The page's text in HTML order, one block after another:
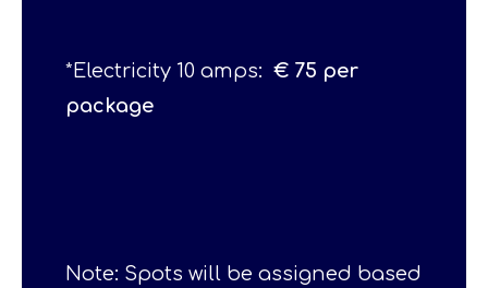
*Electricity 10 amps: € 75 per
package
Note: Spots will be assigned based